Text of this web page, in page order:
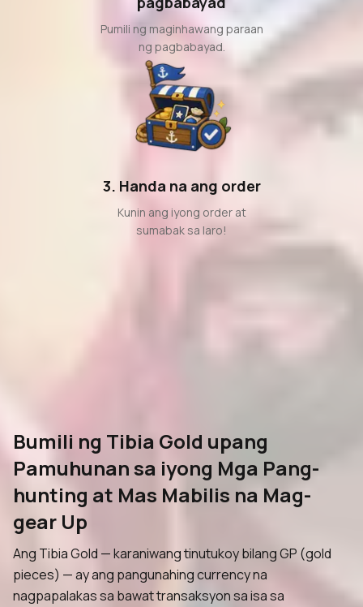
Pumili ng maginhawang paraan
ng pagbabayad.
3. Handa na ang order
Kunin ang iyong order at
sumabak sa laro!
Bumili ng Tibia Gold upang
Pamuhunan sa iyong Mga Pang-
hunting at Mas Mabilis na Mag-
gear Up
Ang Tibia Gold — karaniwang tinutukoy bilang GP (gold
pieces) — ay ang pangunahing currency na
nagpapalakas sa bawat transaksyon sa isa sa